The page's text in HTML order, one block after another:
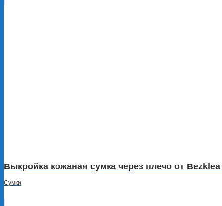
Выкройка кожаная сумка через плечо от
Сумки